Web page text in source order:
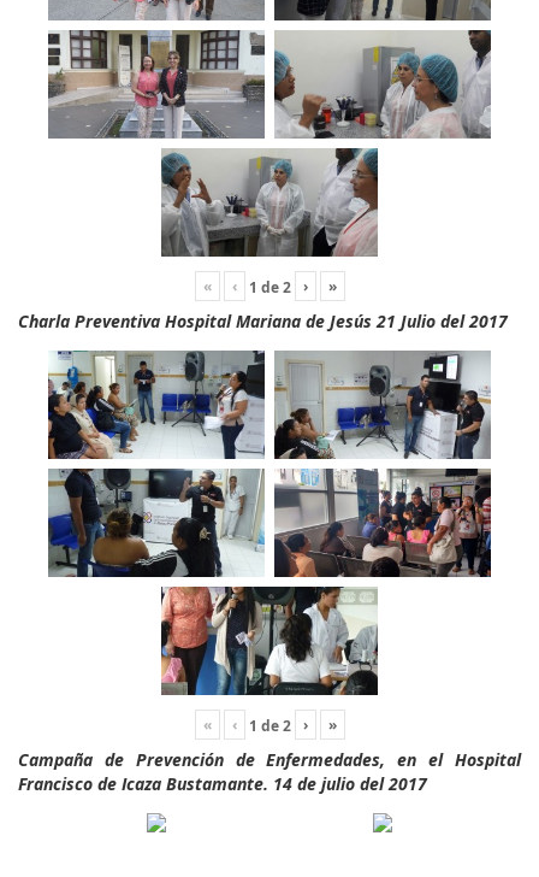
« ‹ 1 de2 › »
Charla Preventiva Hospital Mariana de Jesús 21 Julio del 2017
« ‹ 1 de2 › »
Campaña de Prevención de Enfermedades, en el Hospital
Francisco de Icaza Bustamante. 14 de julio del 2017